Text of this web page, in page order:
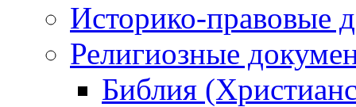
Историко-правовые
Религиозные
Библия